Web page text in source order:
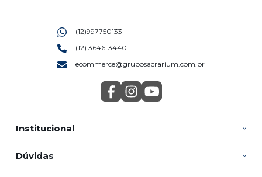
Institucional
Dúvidas
(12)997750133
(12) 3646-3440
ecommerce@gruposacrarium.com.br